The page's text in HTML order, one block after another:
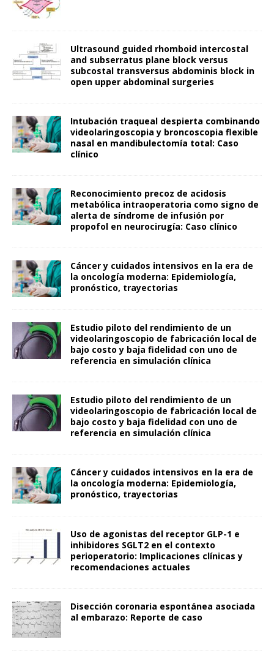
Ultrasound guided rhomboid intercostal
and subserratus plane block versus
subcostal transversus abdominis block in
open upper abdominal surgeries
Intubación traqueal despierta combinando
videolaringoscopia y broncoscopia flexible
nasal en mandibulectomía total: Caso
clínico
Reconocimiento precoz de acidosis
metabólica intraoperatoria como signo de
alerta de síndrome de infusión por
propofol en neurocirugía: Caso clínico
Cáncer y cuidados intensivos en la era de
la oncología moderna: Epidemiología,
pronóstico, trayectorias
Estudio piloto del rendimiento de un
videolaringoscopio de fabricación local de
bajo costo y baja fidelidad con uno de
referencia en simulación clínica
Estudio piloto del rendimiento de un
videolaringoscopio de fabricación local de
bajo costo y baja fidelidad con uno de
referencia en simulación clínica
Cáncer y cuidados intensivos en la era de
la oncología moderna: Epidemiología,
pronóstico, trayectorias
Uso de agonistas del receptor GLP-1 e
inhibidores SGLT2 en el contexto
perioperatorio: Implicaciones clínicas y
recomendaciones actuales
Disección coronaria espontánea asociada
al embarazo: Reporte de caso